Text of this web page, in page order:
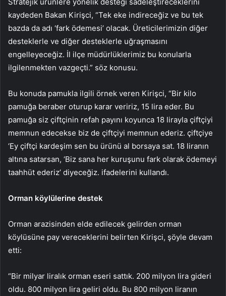
kaydeden Bakan Kirişci, “Tek eke indireceğiz ve bu tek
bazda da adı ‘fark ödemesi’ olacak. Üreticilerimizin diğer
desteklerle ve diğer desteklerle uğraşmasını
engelleyeceğiz. İl ilçe müdürlüklerimiz bu konularla
ilgilenmekten vazgeçti.” söz konusu.
Bu konuda pamukla ilgili örnek veren Kirişci, “Bir kilo
pamuğa beraber oturup karar veririz, 15 lira eder. Bu
pamuğa siz çiftçinin refah payını koyunca 18 lirayla çiftçiyi
memnun edecekse biz de çiftçiyi memnun ederiz. çiftçiye
‘Ey çiftçi kardeşim sen bu ürünü al borsaya sat. 18 liranın
altına satarsan, ‘Biz sana her kuruşunu fark olarak ödemeyi
taahhüt ederiz’ diyeceğiz. ifadelerini kullandı.
Orman köylülerine destek
Orman arazisinden elde edilecek gelirden orman
köylüsüne pay vereceklerini belirten Kirişci, şöyle devam
etti:
“Bir milyar liralık orman eseri sattık. 200 milyon lira gideri
oldu. 800 milyon lira geliri oldu. Bu 800 milyon liranın